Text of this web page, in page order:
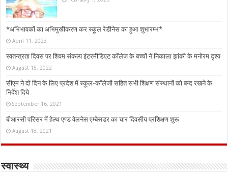
*अभिभावकों का अभिमुखीकरण कर स्कूल रेडीनेस का हुआ शुभारम्भ*
April 11, 2023
स्वतन्त्रता दिवस पर शिवम संकल्प इंटरमीडिएट कॉलेज के बच्चों ने निकाला झांकी के मनोरम दृश्य
August 15, 2022
सीएम ने दो दिन के लिए प्रदेश में स्कूल-कॉलेजों सहित सभी शिक्षण संस्थानों को बन्द रखने के
निर्देश दिये
September 16, 2021
बीआरसी परिसर में हेल्थ एण्ड वेलनेस एम्बेसडर का चार दिवसीय प्रशिक्षण शुरू
August 18, 2021
स्वास्थ्य